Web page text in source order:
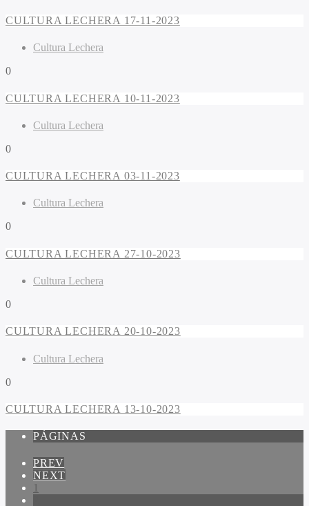
CULTURA LECHERA 17-11-2023
Cultura Lechera
0
CULTURA LECHERA 10-11-2023
Cultura Lechera
0
CULTURA LECHERA 03-11-2023
Cultura Lechera
0
CULTURA LECHERA 27-10-2023
Cultura Lechera
0
CULTURA LECHERA 20-10-2023
Cultura Lechera
0
CULTURA LECHERA 13-10-2023
PÁGINAS
PREV
NEXT
1